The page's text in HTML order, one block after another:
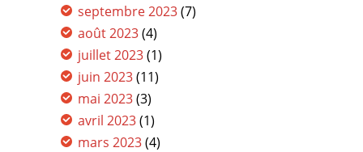
septembre 2023(7)
août 2023(4)
juillet 2023(1)
juin 2023(11)
mai 2023(3)
avril 2023(1)
mars 2023(4)